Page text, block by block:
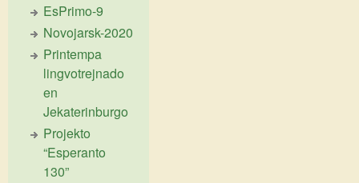
EsPrimo-9
Novojarsk-2020
Printempa
lingvotrejnado
en
Jekaterinburgo
Projekto
“Esperanto
130”